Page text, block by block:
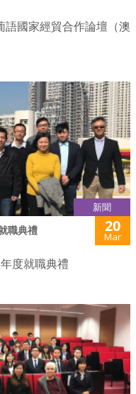
國家經貿合作論壇（澳
新聞
職典禮 20
Mar
度就職典禮